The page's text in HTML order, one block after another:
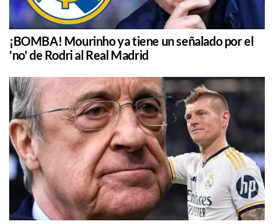
¡BOMBA! Mourinho ya tiene un señalado por el
'no' de Rodri al Real Madrid